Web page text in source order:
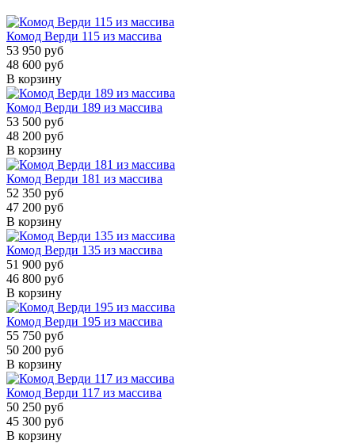
Комод Верди 115 из массива
53 950 руб
48 600 руб
В корзину
Комод Верди 189 из массива
53 500 руб
48 200 руб
В корзину
Комод Верди 181 из массива
52 350 руб
47 200 руб
В корзину
Комод Верди 135 из массива
51 900 руб
46 800 руб
В корзину
Комод Верди 195 из массива
55 750 руб
50 200 руб
В корзину
Комод Верди 117 из массива
50 250 руб
45 300 руб
В корзину